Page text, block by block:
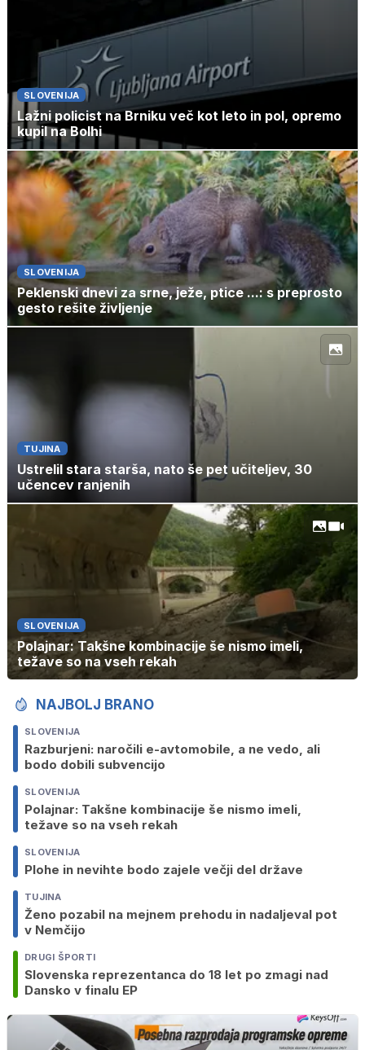
SLOVENIJA
Lažni policist na Brniku več kot leto in pol, opremo
kupil na Bolhi
SLOVENIJA
Peklenski dnevi za srne, ježe, ptice ...: s preprosto
gesto rešite življenje
TUJINA
Ustrelil stara starša, nato še pet učiteljev, 30
učencev ranjenih
SLOVENIJA
Polajnar: Takšne kombinacije še nismo imeli,
težave so na vseh rekah
NAJBOLJ BRANO
SLOVENIJA
Razburjeni: naročili e-avtomobile, a ne vedo, ali
bodo dobili subvencijo
SLOVENIJA
Polajnar: Takšne kombinacije še nismo imeli,
težave so na vseh rekah
SLOVENIJA
Plohe in nevihte bodo zajele večji del države
TUJINA
Ženo pozabil na mejnem prehodu in nadaljeval pot
v Nemčijo
DRUGI ŠPORTI
Slovenska reprezentanca do 18 let po zmagi nad
Dansko v finalu EP